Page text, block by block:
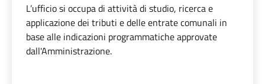
L’ufficio si occupa di attività di studio, ricerca e
applicazione dei tributi e delle entrate comunali in
base alle indicazioni programmatiche approvate
dall'Amministrazione.